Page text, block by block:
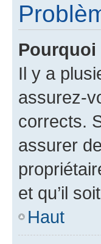
Pourquoi
Il y a
assurez-
corrects.
assurer
et qu’il
Haut